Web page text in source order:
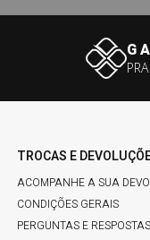
TROCAS E
ACOMPANHE A SUA
CONDIÇÕES GERAIS
PERGUNTAS E RESPOSTAS